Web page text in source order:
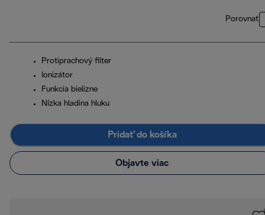
Porovnať
Protiprachový filter
Ionizátor
Funkcia bielizne
Nízka hladina hluku
Pridať do košíka
Objavte viac